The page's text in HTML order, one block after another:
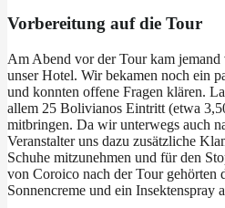
Vorbereitung auf die Tour
Am Abend vor der Tour kam jemand
unser Hotel. Wir bekamen noch ein
und konnten offene Fragen klären.
allem 25 Bolivianos Eintritt (etwa
mitbringen. Da wir unterwegs auch
Veranstalter uns dazu zusätzliche
Schuhe mitzunehmen und für den
von Coroico nach der Tour gehörten
Sonnencreme und ein Insektenspray